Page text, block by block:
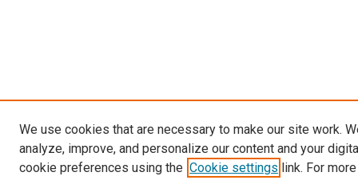
We use cookies that are necessary to make our site work.
analyze, improve, and personalize our content and your
cookie preferences using the Cookie settings link. For